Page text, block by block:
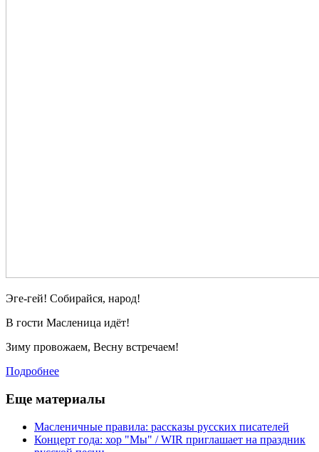
Эге-гей! Собирайся, народ!
В гости Масленица идёт!
Зиму провожаем, Весну встречаем!
Подробнее
Еще материалы
Масленичные правила: рассказы русских писателей
Концерт года: хор "Мы" / WIR приглашает на праздник